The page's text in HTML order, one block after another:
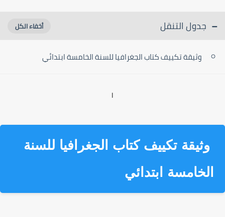
جدول التنقل
وثيقة تكييف كتاب الجغرافيا للسنة الخامسة ابتدائي
وثيقة تكييف كتاب الجغرافيا للسنة
الخامسة ابتدائي